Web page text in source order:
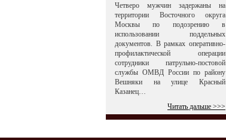
Четверо мужчин задержаны на
территории Восточного округа
Москвы по подозрению в
использовании поддельных
документов. В рамках оперативно-
профилактической операции
сотрудники патрульно-постовой
службы ОМВД России по району
Вешняки на улице Красный
Казанец…
Читать дальше >>>